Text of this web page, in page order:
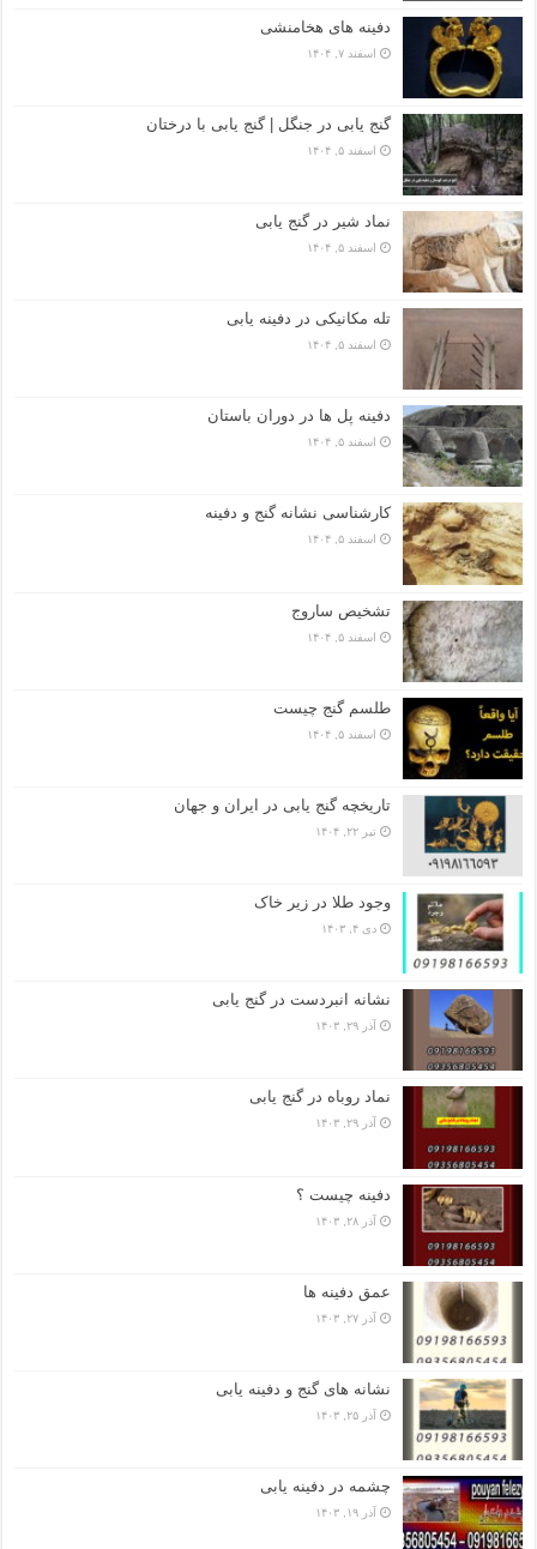
دفینه های هخامنشی
اسفند ۷, ۱۴۰۴
گنج یابی در جنگل | گنج یابی با درختان
اسفند ۵, ۱۴۰۴
نماد شیر در گنج یابی
اسفند ۵, ۱۴۰۴
تله مکانیکی در دفینه یابی
اسفند ۵, ۱۴۰۴
دفینه پل ها در دوران باستان
اسفند ۵, ۱۴۰۴
کارشناسی نشانه گنج و دفینه
اسفند ۵, ۱۴۰۴
تشخیص ساروج
اسفند ۵, ۱۴۰۴
طلسم گنج چیست
اسفند ۵, ۱۴۰۴
تاریخچه گنج‌ یابی در ایران و جهان
تیر ۲۲, ۱۴۰۴
وجود طلا در زیر خاک
دی ۴, ۱۴۰۳
نشانه انبردست در گنج یابی
آذر ۲۹, ۱۴۰۳
نماد روباه در گنج یابی
آذر ۲۹, ۱۴۰۳
دفینه چیست ؟
آذر ۲۸, ۱۴۰۳
عمق دفینه ها
آذر ۲۷, ۱۴۰۳
نشانه های گنج و دفینه یابی
آذر ۲۵, ۱۴۰۳
چشمه در دفینه یابی
آذر ۱۹, ۱۴۰۳